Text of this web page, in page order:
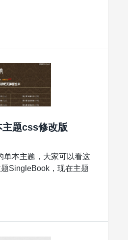
题css修改版
单本主题，大家可以看这
SingleBook，现在主题